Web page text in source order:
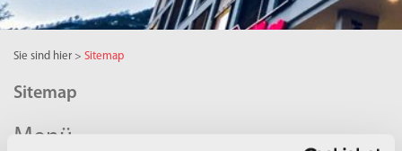
Sie sind hier > Sitemap
Sitemap
Menü